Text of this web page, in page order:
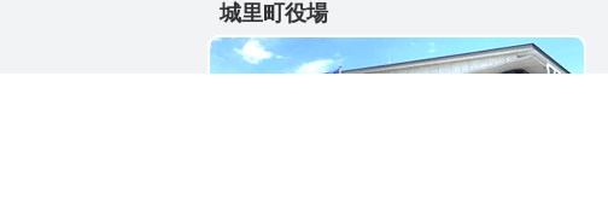
城里町役場